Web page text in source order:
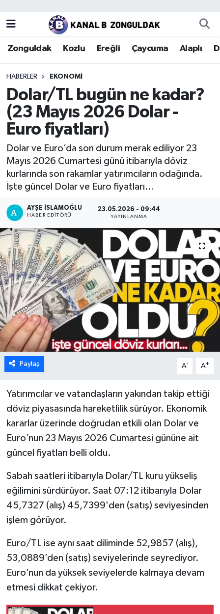
Zonguldak Kozlu Ereğli Çaycuma Alaplı
HABERLER EKONOMI
Dolar/TL bugün ne kadar?
(23 Mayıs 2026 Dolar -
Euro fiyatları)
Dolar ve Euro’da son durum merak ediliyor 23
Mayıs 2026 Cumartesi günü itibarıyla döviz
kurlarında son rakamlar yatırımcıların odağında.
İşte güncel Dolar ve Euro fiyatları…
AYŞE İSLAMOĞLU
HABER EDITÖRÜ
23.05.2026 - 09:44
YAYINLANMA
Paylaş A- A+
Yatırımcılar ve vatandaşların yakından takip ettiği
döviz piyasasında hareketlilik sürüyor. Ekonomik
kararlar üzerinde doğrudan etkili olan Dolar ve
Euro’nun 23 Mayıs 2026 Cumartesi gününe ait
güncel fiyatları belli oldu.
Sabah saatleri itibarıyla Dolar/TL kuru yükseliş
eğilimini sürdürüyor. Saat 07:12 itibarıyla Dolar
45,7327 (alış) 45,7399'den (satış) seviyesinden
işlem görüyor.
Euro/TL ise aynı saat diliminde 52,9857 (alış),
53,0889’den (satış) seviyelerinde seyrediyor.
Euro’nun da yüksek seviyelerde kalmaya devam
etmesi dikkat çekiyor.
Zonguldak
Kozlu
Ereğli
Çaycuma
Alaplı
Devrek
Gökçebey
Bartın
Karabük
Spor
Ulusal
Zonguldak Nöbetçi Eczaneler
Zonguldak Hava Durumu
Zonguldak Trafik Yoğunluk Haritası
Puan Durumu ve Fikstür
Tüm Manşetler
Son Dakika Haberleri
Haber Arşivi